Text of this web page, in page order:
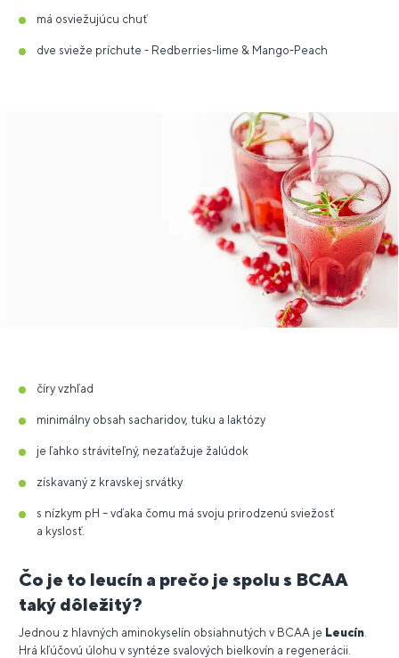
má osviežujúcu chuť
dve svieže príchute - Redberries-lime & Mango-Peach
číry vzhľad
minimálny obsah sacharidov, tuku a laktózy
je ľahko stráviteľný, nezaťažuje žalúdok
získavaný z kravskej srvátky
s nízkym pH – vďaka čomu má svoju prirodzenú sviežosť
a kyslosť.
Čo je to leucín a prečo je spolu s BCAA
taký dôležitý?
Jednou z hlavných aminokyselín obsiahnutých v BCAA je Leucín
Hrá kľúčovú úlohu v syntéze svalových bielkovín a regenerácii.